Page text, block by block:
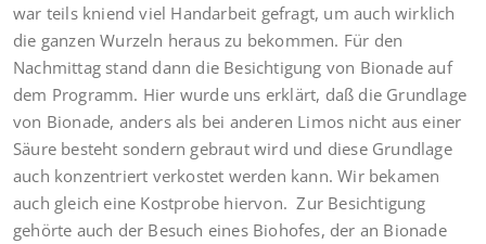
war teils kniend viel Handarbeit gefragt, um auch wirklich
die ganzen Wurzeln heraus zu bekommen. Für den
Nachmittag stand dann die Besichtigung von Bionade auf
dem Programm. Hier wurde uns erklärt, daß die Grundlage
von Bionade, anders als bei anderen Limos nicht aus einer
Säure besteht sondern gebraut wird und diese Grundlage
auch konzentriert verkostet werden kann. Wir bekamen
auch gleich eine Kostprobe hiervon. Zur Besichtigung
gehörte auch der Besuch eines Biohofes, der an Bionade